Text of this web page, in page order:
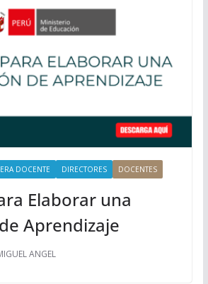
DOCENTE DIRECTORES DOCENTES
Elaborar una
Aprendizaje
ANGEL